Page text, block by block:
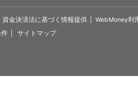
資金決済法に基づく情報提供
WebMoney利
サイトマップ